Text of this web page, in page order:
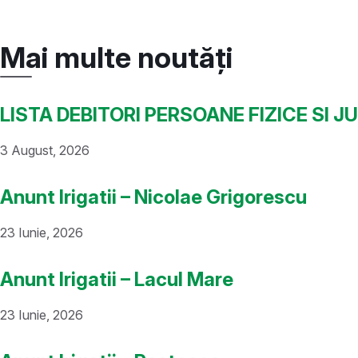
Mai multe noutăți
LISTA DEBITORI PERSOANE FIZICE SI
3 August, 2026
Anunt Irigatii – Nicolae Grigorescu
23 Iunie, 2026
Anunt Irigatii – Lacul Mare
23 Iunie, 2026